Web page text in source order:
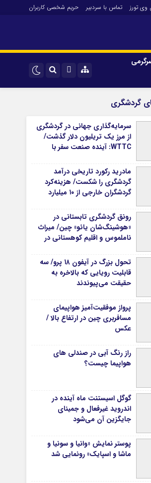
وی تورز تماس با سردبیر حریم شخصی کاربران
اینستاگرامصنعت و تجارت و خدمات
اقتصاد گردشگری
خودرو
گردشگری
سرمایه‌گذاری جهانی در گردشگری
از مرز یک تریلیون دلار گذشت/
WTTC: آینده صنعت سفر با
تضمین می‌شود
مادرید رکورد تاریخی درآمد
گردشگری را شکست/ هزینه‌کرد
گردشگران خارجی از ۱۰ میلیارد
رونق گردشگری تابستانی در
«هوشینگ‌شان یائو» چین/ میراث
ناملموس و اقلیم کوهستانی در
تحول بزرگ در آیفون ۱۸ پرو/ سه
قابلیت رویایی که بالاخره به
حقیقت می‌پیوندند
پرواز موفقیت‌آمیز هواپیمای
مسافربری چین در ارتفاع بالا /
عکس
راز رنگ آبی در صندلی های
هواپیما چیست؟
گوگل اسیستنت ماه آینده در
اندروید غیرفعال و جمینای
جایگزین آن می‌شود
پوستر نمایش «وانیا و سونیا و
ماشا و اسپایک» رونمایی شد